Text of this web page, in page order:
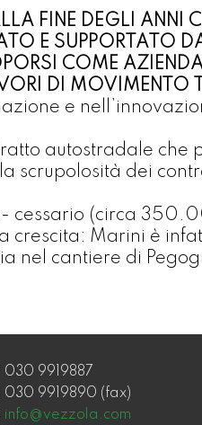
FINE DEGLI ANNI
E SUPPORTATO
COME
DI MOVIMENTO
e
autostradale che
scrupolosità dei
cessario (circa
crescita: Marini è
nel cantiere di
030 9919887
030 9919890 (fax)
info@vezzola.com